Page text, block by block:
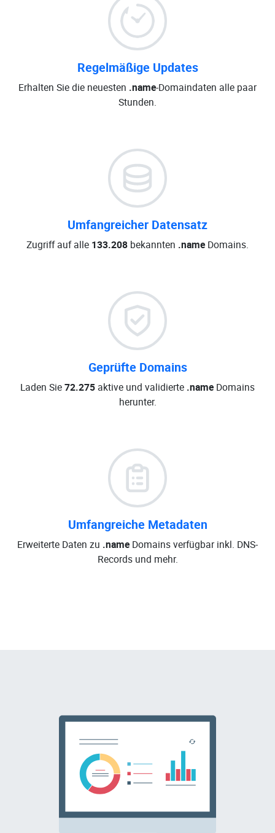
Regelmäßige Updates
Erhalten Sie die neuesten .name-Domaindaten alle paar
Stunden.
Umfangreicher Datensatz
Zugriff auf alle 133.208 bekannten .name Domains.
Geprüfte Domains
Laden Sie72.275 aktive und validierte .name Domains
herunter.
Umfangreiche Metadaten
Erweiterte Daten zu .name Domains verfügbar inkl. DNS-
Records und mehr.